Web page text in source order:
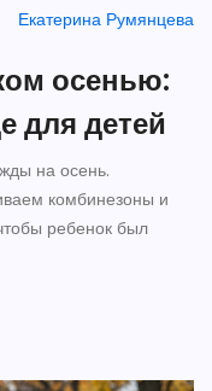
Екатерина Румянцева
осенью:
для детей
на осень.
комбинезоны и
ребенок был